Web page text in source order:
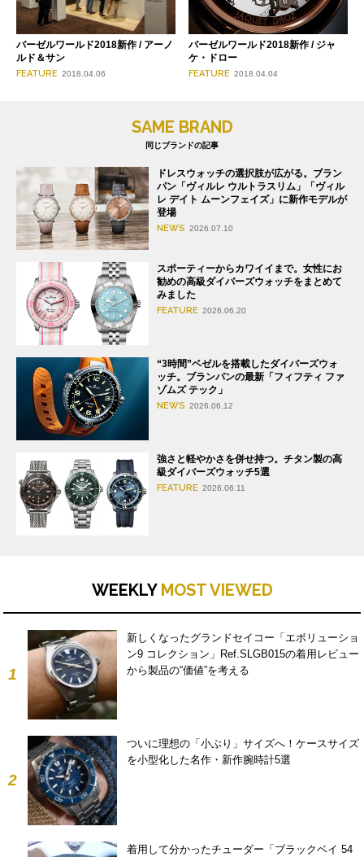
バーゼルワールド2018新作 / アーノ
ルド＆サン
FEATURE 2018.04.06
バーゼルワールド2018新作 / ジャ
ケ・ドロー
FEATURE 2018.04.04
SAME BRAND
同じブランドの記事
ドレスウォッチの選択肢が広がる。ブラン
パン「ヴィルレ ウルトラスリム」「ヴィル
レ デイト ムーンフェイズ」に新作モデルが
登場
NEWS 2026.07.10
スポーティーからカワイイまで。女性にお
勧めの高級ダイバーズウォッチをまとめて
みました
FEATURE 2026.06.20
“3時間”ベゼルを搭載したダイバーズウォ
ッチ。ブランパンの最新「フィフティ ファ
ゾムズ テック」
NEWS 2026.06.12
強さと軽やかさを併せ持つ。チタン製の高
級ダイバーズウォッチ5選
FEATURE 2026.06.11
WEEKLY MOST VIEWED
1
新しくなったグランドセイコー「エボリューショ
ン9 コレクション」Ref.SLGB015の着用レビュー
から製品の“価値”を考える
2
ついに理想の「小ぶり」サイズへ！ケースサイズ
を小型化した名作・新作腕時計5選
着用して分かったチューダー「ブラックベイ 54